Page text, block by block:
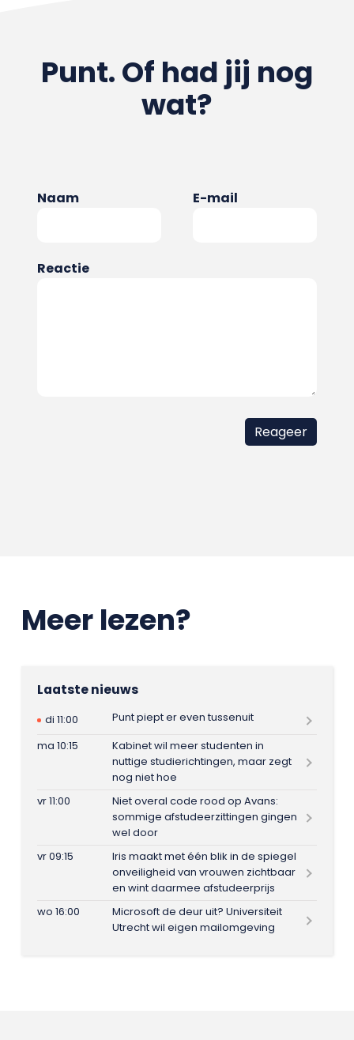
Punt. Of had jij nog
wat?
Naam E-mail
Reactie
Meer lezen?
Laatste nieuws
di 11:00
Punt piept er even tussenuit
ma 10:15
Kabinet wil meer studenten in
nuttige studierichtingen, maar zegt
nog niet hoe
vr 11:00
Niet overal code rood op Avans:
sommige afstudeerzittingen gingen
wel door
vr 09:15
Iris maakt met één blik in de spiegel
onveiligheid van vrouwen zichtbaar
en wint daarmee afstudeerprijs
wo 16:00
Microsoft de deur uit? Universiteit
Utrecht wil eigen mailomgeving